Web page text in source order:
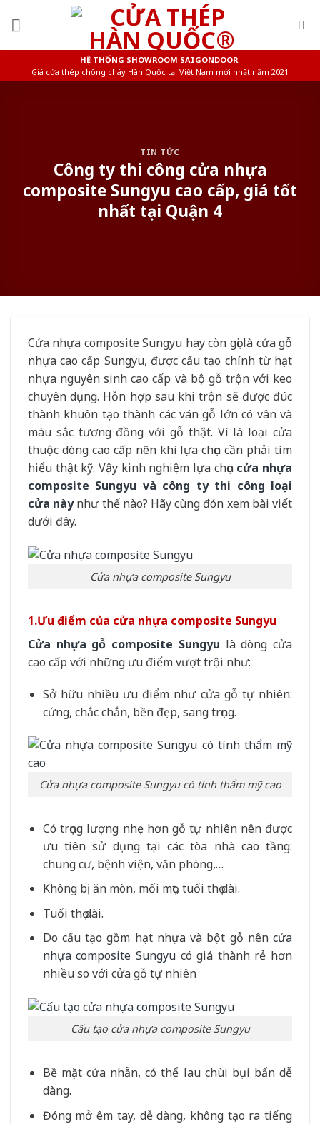
HỆ THỐNG SHOWROOM SAIGONDOOR
Giá cửa thép chống cháy Hàn Quốc tại Việt Nam mới nhất năm 2021
TIN TỨC
Công ty thi công cửa nhựa
composite Sungyu cao cấp, giá tốt
nhất tại Quận 4
Cửa nhựa composite Sungyu hay còn gọi là cửa gỗ
nhựa cao cấp Sungyu, được cấu tạo chính từ hạt
nhựa nguyên sinh cao cấp và bộ gỗ trộn với keo
chuyên dụng. Hỗn hợp sau khi trộn sẽ được đúc
thành khuôn tạo thành các ván gỗ lớn có vân và
màu sắc tương đồng với gỗ thật. Vì là loại cửa
thuộc dòng cao cấp nên khi lựa chọn cần phải tìm
hiểu thật kỹ. Vậy kinh nghiệm lựa chọn cửa nhựa
composite Sungyu và công ty thi công loại
cửa nàynhư thế nào? Hãy cùng đón xem bài viết
dưới đây.
Cửa nhựa composite Sungyu
1.Ưu điểm của cửa nhựa composite Sungyu
Cửa nhựa gỗ composite Sungyu là dòng cửa
cao cấp với những ưu điểm vượt trội như:
Sở hữu nhiều ưu điểm như cửa gỗ tự nhiên:
cứng, chắc chắn, bền đẹp, sang trọng.
Cửa nhựa composite Sungyu có tính thẩm mỹ cao
Có trọng lượng nhẹ hơn gỗ tự nhiên nên được
ưu tiên sử dụng tại các tòa nhà cao tầng:
chung cư, bệnh viện, văn phòng,…
Không bị ăn mòn, mối mọt, tuổi thọ dài.
Tuổi thọ dài.
Do cấu tạo gồm hạt nhựa và bột gỗ nên cửa
nhựa composite Sungyu có giá thành rẻ hơn
nhiều so với cửa gỗ tự nhiên
Cấu tạo cửa nhựa composite Sungyu
Bề mặt cửa nhẵn, có thể lau chùi bụi bẩn dễ
dàng.
Đóng mở êm tay, dễ dàng, không tạo ra tiếng